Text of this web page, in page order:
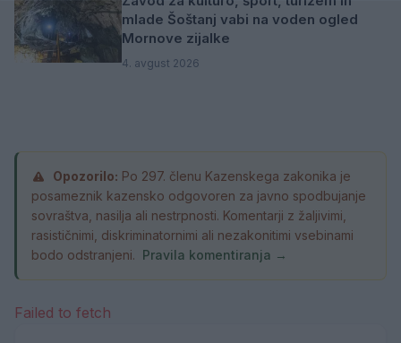
mlade Šoštanj vabi na voden ogled
Mornove zijalke
4. avgust 2026
Opozorilo: Po 297. členu Kazenskega zakonika je
posameznik kazensko odgovoren za javno spodbujanje
sovraštva, nasilja ali nestrpnosti. Komentarji z žaljivimi,
rasističnimi, diskriminatornimi ali nezakonitimi vsebinami
bodo odstranjeni.
Pravila komentiranja →
Failed to fetch